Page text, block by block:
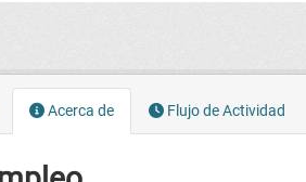
Acerca de Flujo de Actividad